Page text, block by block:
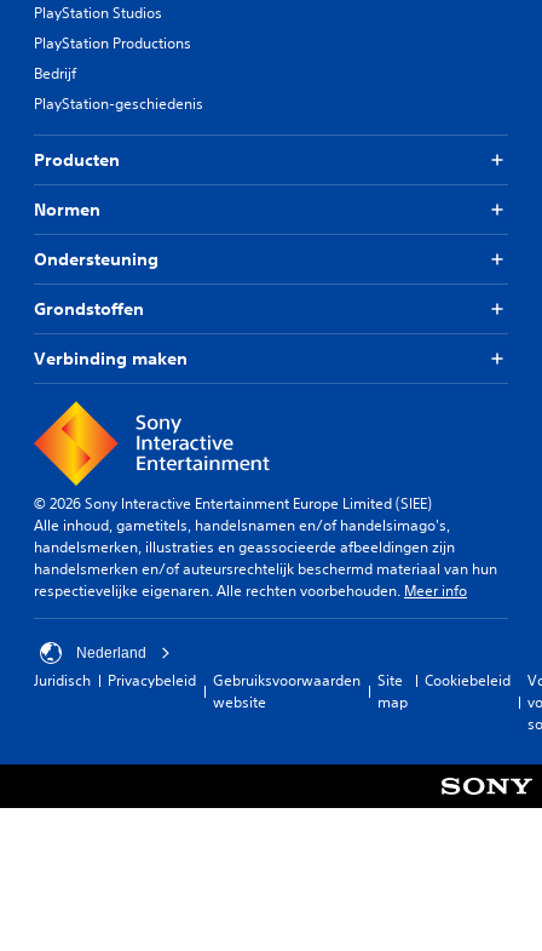
PlayStation Studios
PlayStation Productions
Bedrijf
PlayStation-geschiedenis
Producten
Normen
Ondersteuning
Grondstoffen
Verbinding maken
© 2026 Sony Interactive Entertainment Europe Limited (SIEE)
Alle inhoud, gametitels, handelsnamen en/of handelsimago's,
handelsmerken, illustraties en geassocieerde afbeeldingen zijn
handelsmerken en/of auteursrechtelijk beschermd materiaal van hun
respectievelijke eigenaren. Alle rechten voorbehouden. Meer info
Nederland
Juridisch Privacybeleid
Gebruiksvoorwaarden
website
Site
map
Cookiebeleid